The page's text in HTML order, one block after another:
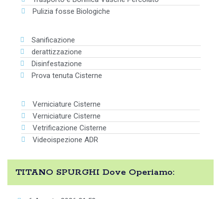
Pulizia fosse Biologiche
Sanificazione
derattizzazione
Disinfestazione
Prova tenuta Cisterne
Verniciature Cisterne
Verniciature Cisterne
Vetrificazione Cisterne
Videoispezione ADR
TITANO SPURGHI Dove Operiamo: